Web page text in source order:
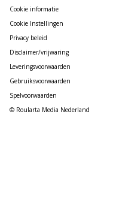
Cookie informatie
Cookie Instellingen
Privacy beleid
Disclaimer/vrijwaring
Leveringsvoorwaarden
Gebruiksvoorwaarden
Spelvoorwaarden
© Roularta Media Nederland